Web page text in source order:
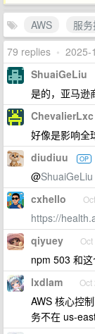
AWS 服
79 replies • 2025-
ShuaiGeLiu
是的，亚马逊
ChevalierLxc
好像是影响全
diudiuu OP
@ShuaiGeLiu
cxhello
https://
qiyuey
npm 503 和这
lxdlam Oct
AWS 核心控
务不在 us-